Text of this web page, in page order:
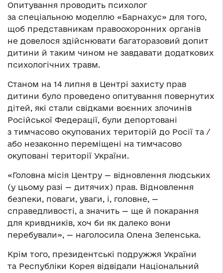
Опитування проводить психолог
за спеціальною моделлю «Барнахус» для того,
щоб представникам правоохоронних органів
не довелося здійснювати багаторазовий допит
дитини й таким чином не завдавати додаткових
психологічних травм.
Станом на 14 липня в Центрі захисту прав
дитини було проведено опитування повернутих
дітей, які стали свідками воєнних злочинів
Російської Федерації, були депортовані
з тимчасово окупованих територій до Росії та /
або незаконно переміщені на тимчасово
окуповані території України.
«Головна місія Центру — відновлення людських
(у цьому разі — дитячих) прав. Відновлення
безпеки, поваги, уваги, і, головне, —
справедливості, а значить — ще й покарання
для кривдників, хоч би як далеко вони
перебували», — наголосила Олена Зеленська.
Крім того, президентські подружжя України
та Республіки Корея відвідали Національний